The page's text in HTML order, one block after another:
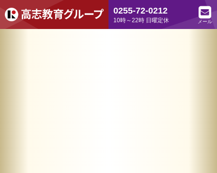
0255-72-0212
10時～22時 日曜定休 メール